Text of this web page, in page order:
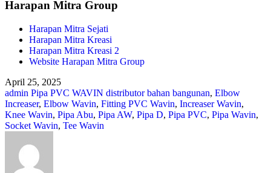
Harapan Mitra Group
Harapan Mitra Sejati
Harapan Mitra Kreasi
Harapan Mitra Kreasi 2
Website Harapan Mitra Group
April 25, 2025
admin Pipa PVC WAVIN distributor bahan bangunan, Elbow
Increaser, Elbow Wavin, Fitting PVC Wavin, Increaser Wavin,
Knee Wavin, Pipa Abu, Pipa AW, Pipa D, Pipa PVC, Pipa Wavin,
Socket Wavin, Tee Wavin